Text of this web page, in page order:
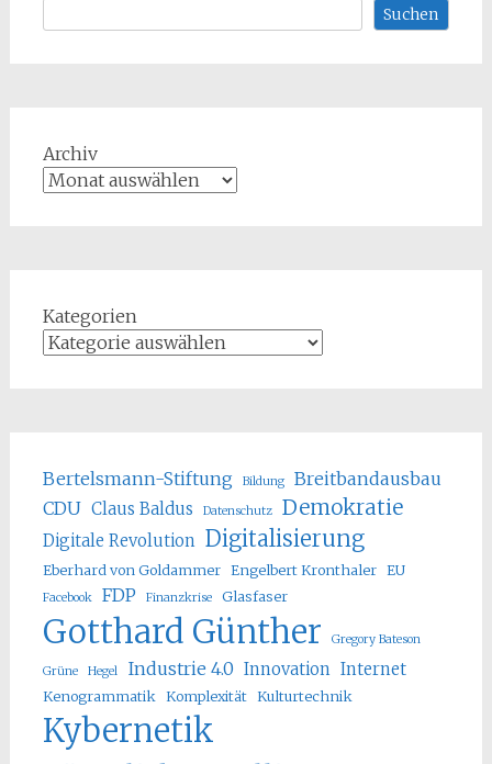
Suchen
Archiv
Kategorien
Bertelsmann-Stiftung Bildung
Breitbandausbau
CDU Claus Baldus Datenschutz Demokratie
Digitale Revolution Digitalisierung
Eberhard von Goldammer Engelbert Kronthaler EU
Facebook FDP Finanzkrise Glasfaser
Gotthard Günther Gregory Bateson
Grüne Hegel Industrie 4.0 Innovation Internet
Kenogrammatik Komplexität Kulturtechnik
Kybernetik